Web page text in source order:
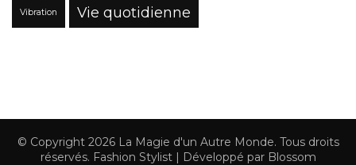
Vibration Vie quotidienne
© Copyright 2026 La Magie d'un Autre Monde. Tous droits
réservés. Fashion Stylist | Développé par Blossom